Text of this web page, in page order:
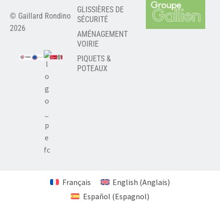
© Gaillard Rondino
2026
GLISSIÈRES DE
SÉCURITÉ
AMÉNAGEMENT
VOIRIE
PIQUETS &
POTEAUX
Français English (Anglais)
Español (Espagnol)